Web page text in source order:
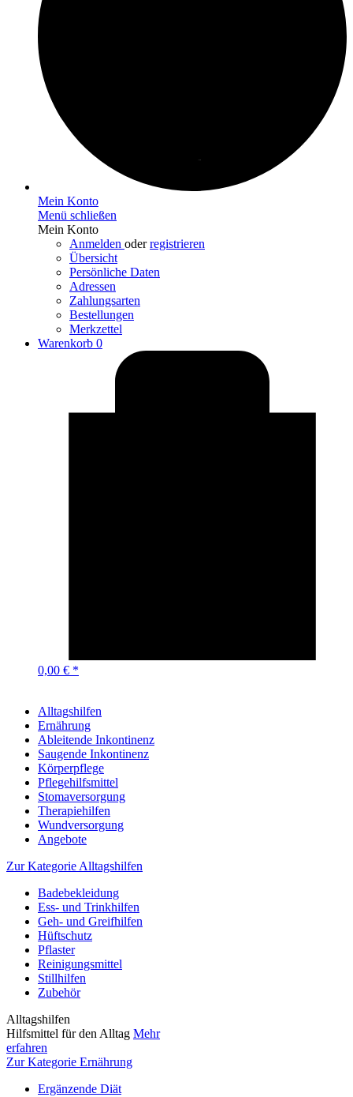
Mein Konto
Menü schließen
Mein Konto
Anmelden oderregistrieren
Übersicht
Persönliche Daten
Adressen
Zahlungsarten
Bestellungen
Merkzettel
Warenkorb 0
0,00 € *
Alltagshilfen
Ernährung
Ableitende Inkontinenz
Saugende Inkontinenz
Körperpflege
Pflegehilfsmittel
Stomaversorgung
Therapiehilfen
Wundversorgung
Angebote
Zur Kategorie Alltagshilfen
Badebekleidung
Ess- und Trinkhilfen
Geh- und Greifhilfen
Hüftschutz
Pflaster
Reinigungsmittel
Stillhilfen
Zubehör
Alltagshilfen
Hilfsmittel für den Alltag Mehr
erfahren
Zur Kategorie Ernährung
Ergänzende Diät